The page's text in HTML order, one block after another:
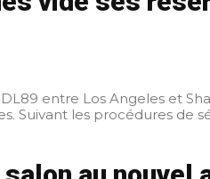
DL89 entre Los Angeles et
imposant un retour à Los Angeles.